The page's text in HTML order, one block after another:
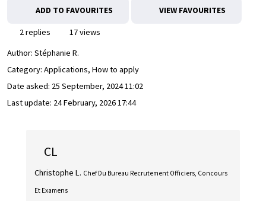
ADD TO FAVOURITES VIEW FAVOURITES
2 replies
17 views
Author: Stéphanie R.
Category: Applications, How to apply
Date asked: 25 September, 2024 11:02
Last update: 24 February, 2026 17:44
CL
Christophe L. Chef Du Bureau Recrutement Officiers, Concours
Et Examens